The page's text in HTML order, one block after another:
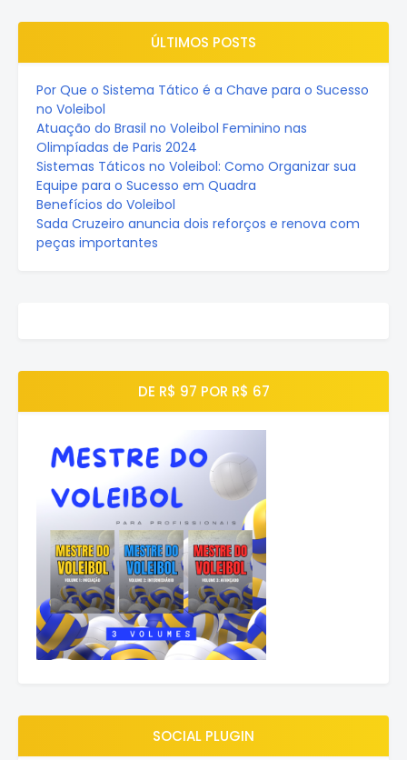
ÚLTIMOS POSTS
Por Que o Sistema Tático é a Chave para o Sucesso
no Voleibol
Atuação do Brasil no Voleibol Feminino nas
Olimpíadas de Paris 2024
Sistemas Táticos no Voleibol: Como Organizar sua
Equipe para o Sucesso em Quadra
Benefícios do Voleibol
Sada Cruzeiro anuncia dois reforços e renova com
peças importantes
DE R$ 97 POR R$ 67
SOCIAL PLUGIN